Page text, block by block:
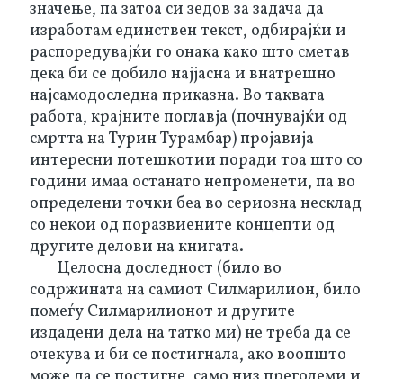
значење, па затоа си зедов за задача да
изработам единствен текст, одбирајќи и
распоредувајќи го онака како што сметав
дека би се добило најјасна и внатрешно
најсамодоследна приказна. Во таквата
работа, крајните поглавја (почнувајќи од
смртта на Турин Турамбар) пројавија
интересни потешкотии поради тоа што со
години имаа останато непроменети, па во
определени точки беа во сериозна несклад
со некои од поразвиените концепти од
другите делови на книгата.
Целосна доследност (било во
содржината на самиот Силмарилион, било
помеѓу Силмарилионот и другите
издадени дела на татко ми) не треба да се
очекува и би се постигнала, ако воопшто